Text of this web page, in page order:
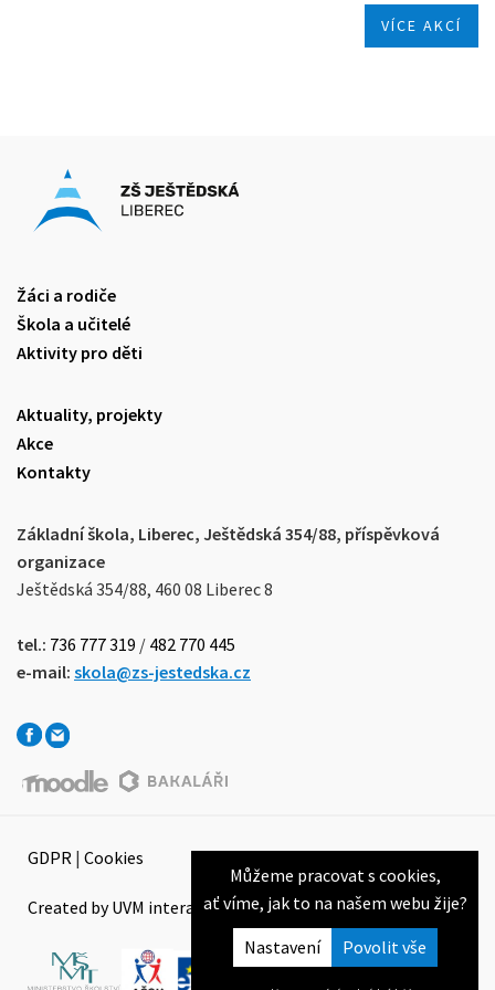
Můžeme pracovat s cookies,
ať víme, jak to na našem webu žije?
Nastavení
VÍCE AKCÍ
Žáci a rodiče
Škola a učitelé
Aktivity pro děti
Aktuality, projekty
Akce
Kontakty
Základní škola, Liberec, Ještědská 354/88, příspěvková
organizace
Ještědská 354/88, 460 08 Liberec 8
tel.: 736 777 319 / 482 770 445
e-mail: skola@zs-jestedska.cz
GDPR | Cookies
Created by UVM interactive